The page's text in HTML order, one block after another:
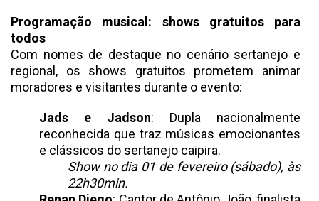
Programação musical: shows gratuitos para
todos
Com nomes de destaque no cenário sertanejo e
regional, os shows gratuitos prometem animar
moradores e visitantes durante o evento:
Jads e Jadson: Dupla nacionalmente
reconhecida que traz músicas emocionantes
e clássicos do sertanejo caipira.
Show no dia 01 de fevereiro (sábado), às
22h30min.